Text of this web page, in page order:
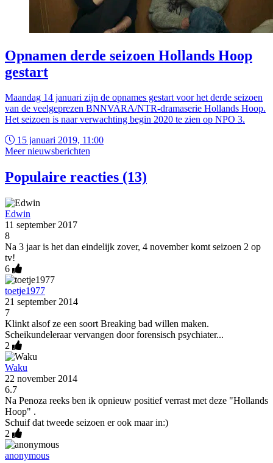
Opnamen derde seizoen Hollands Hoop
gestart
Maandag 14 januari zijn de opnames gestart voor het derde seizoen
van de veelgeprezen BNNVARA/NTR-dramaserie Hollands Hoop.
Het seizoen is naar verwachting begin 2020 te zien op NPO 3.
15 januari 2019, 11:00
Meer nieuwsberichten
Populaire reacties (13)
Edwin
11 september 2017
8
Na 3 jaar is het dan eindelijk zover, 4 november komt seizoen 2 op
tv!
6
toetje1977
21 september 2014
7
Klinkt alsof ze een soort Breaking bad willen maken.
Scheikundeleraar vervangen door forensisch psychiater...
2
Waku
22 november 2014
6.7
Na Penoza reeks ben ik opnieuw positief verrast met deze "Hollands
Hoop" .
Schuif dat tweede seizoen er ook maar in:)
2
anonymous